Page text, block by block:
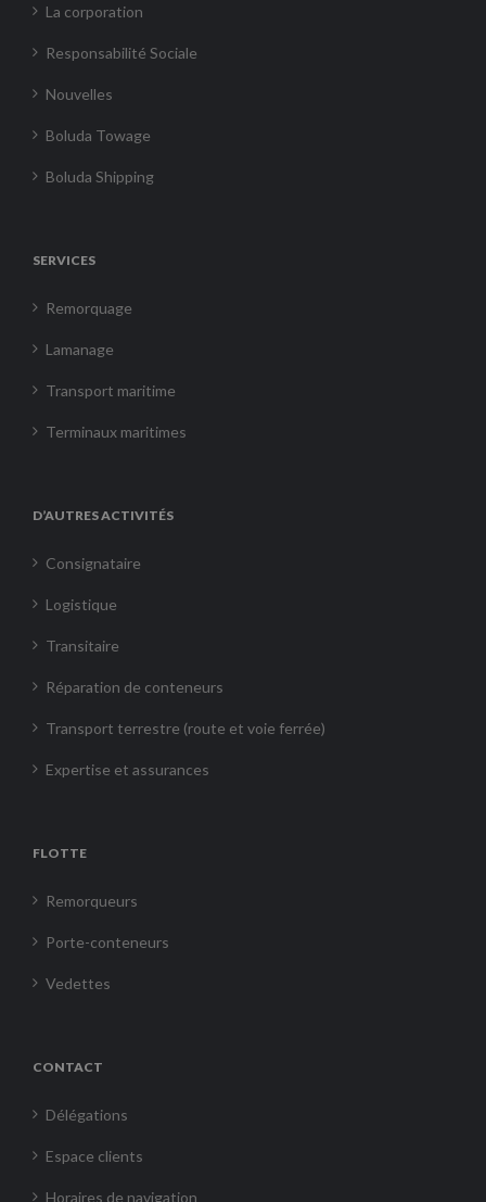
La corporation
Responsabilité Sociale
Nouvelles
Boluda Towage
Boluda Shipping
SERVICES
Remorquage
Lamanage
Transport maritime
Terminaux maritimes
D’AUTRES ACTIVITÉS
Consignataire
Logistique
Transitaire
Réparation de conteneurs
Transport terrestre (route et voie ferrée)
Expertise et assurances
FLOTTE
Remorqueurs
Porte-conteneurs
Vedettes
CONTACT
Délégations
Espace clients
Horaires de navigation